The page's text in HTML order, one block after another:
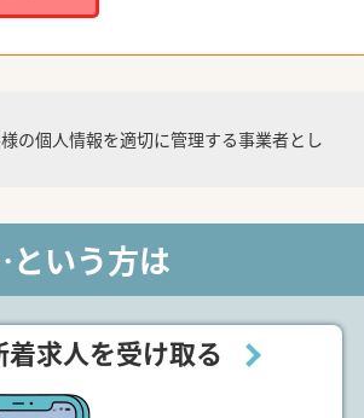
様の個人情報を適切に管理する事業者とし
いう方は
着求人を受け取る